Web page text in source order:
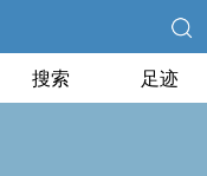
搜索 足迹